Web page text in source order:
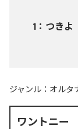
1 ： つきよ
ジャンル： オルタ
ワントニー